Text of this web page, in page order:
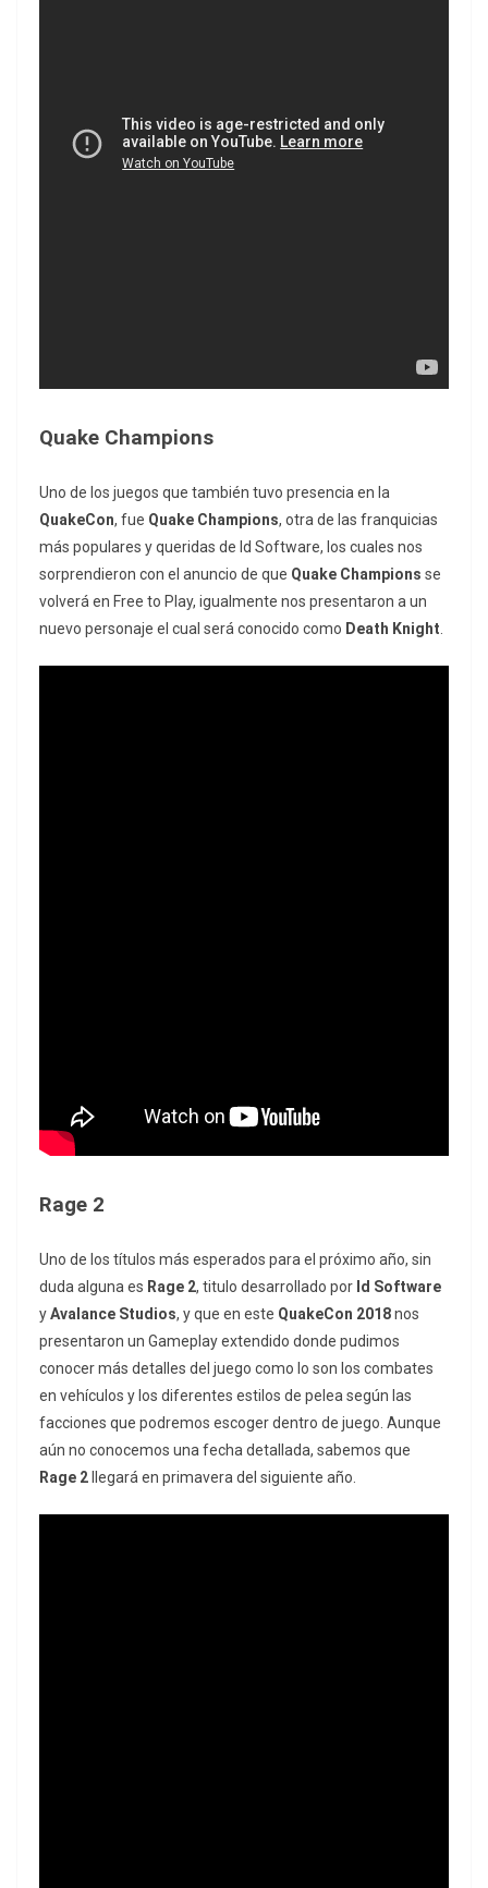
Quake Champions
Uno de los juegos que también tuvo presencia en la
QuakeCon, fue Quake Champions, otra de las franquicias
más populares y queridas de Id Software, los cuales nos
sorprendieron con el anuncio de que Quake Champions se
volverá en Free to Play, igualmente nos presentaron a un
nuevo personaje el cual será conocido como Death Knight.
Rage 2
Uno de los títulos más esperados para el próximo año, sin
duda alguna es Rage 2, titulo desarrollado por Id Software
yAvalance Studios, y que en este QuakeCon 2018nos
presentaron un Gameplay extendido donde pudimos
conocer más detalles del juego como lo son los combates
en vehículos y los diferentes estilos de pelea según las
facciones que podremos escoger dentro de juego. Aunque
aún no conocemos una fecha detallada, sabemos que
Rage 2 llegará en primavera del siguiente año.